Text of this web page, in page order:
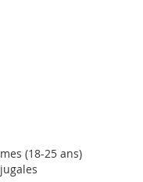
(18-25 ans)